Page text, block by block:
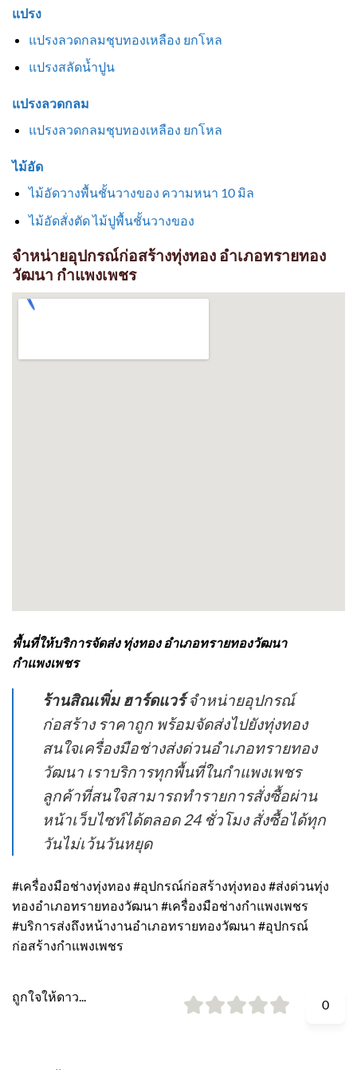
แปรง
แปรงลวดกลมชุบทองเหลือง ยกโหล
แปรงสลัดน้ำปูน
แปรงลวดกลม
แปรงลวดกลมชุบทองเหลือง ยกโหล
ไม้อัด
ไม้อัดวางพื้นชั้นวางของ ความหนา 10 มิล
ไม้อัดสั่งตัด ไม้ปูพื้นชั้นวางของ
จำหน่ายอุปกรณ์ก่อสร้างทุ่งทอง อำเภอทรายทอง
วัฒนา กำแพงเพชร
พื้นที่ให้บริการจัดส่ง ทุ่งทอง อำเภอทรายทองวัฒนา
กำแพงเพชร
ร้านสิณเพิ่ม ฮาร์ดแวร์จำหน่ายอุปกรณ์
ก่อสร้าง ราคาถูก พร้อมจัดส่งไปยังทุ่งทอง
สนใจเครื่องมือช่างส่งด่วนอำเภอทรายทอง
วัฒนา เราบริการทุกพื้นที่ในกำแพงเพชร
ลูกค้าที่สนใจสามารถทำรายการสั่งซื้อผ่าน
หน้าเว็บไซท์ได้ตลอด 24 ชั่วโมง สั่งซื้อได้ทุก
วันไม่เว้นวันหยุด
#เครื่องมือช่างทุ่งทอง #อุปกรณ์ก่อสร้างทุ่งทอง #ส่งด่วนทุ่ง
ทองอำเภอทรายทองวัฒนา #เครื่องมือช่างกำแพงเพชร
#บริการส่งถึงหน้างานอำเภอทรายทองวัฒนา #อุปกรณ์
ก่อสร้างกำแพงเพชร
ถูกใจให้ดาว...
0